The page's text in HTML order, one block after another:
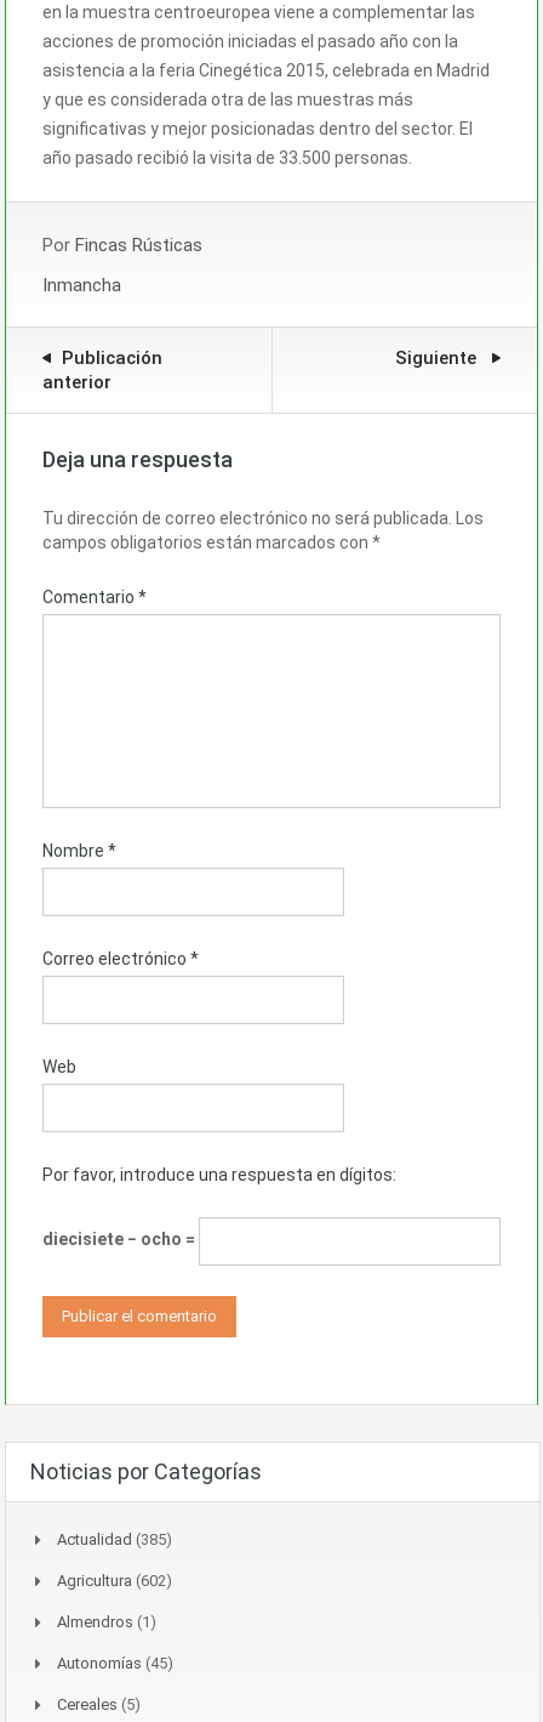
en la muestra centroeuropea viene a complementar las
acciones de promoción iniciadas el pasado año con la
asistencia a la feria Cinegética 2015, celebrada en Madrid
y que es considerada otra de las muestras más
significativas y mejor posicionadas dentro del sector. El
año pasado recibió la visita de 33.500 personas.
Por Fincas Rústicas
Inmancha
Publicación
anterior
Siguiente
Deja una respuesta
Tu dirección de correo electrónico no será publicada. Los
campos obligatorios están marcados con *
Comentario *
Nombre *
Correo electrónico *
Web
Por favor, introduce una respuesta en dígitos:
diecisiete − ocho =
Noticias por Categorías
Actualidad (385)
Agricultura (602)
Almendros (1)
Autonomías (45)
Cereales (5)